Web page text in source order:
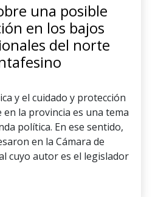
una posible
en los bajos
del norte
y el cuidado y protección
la provincia es una tema
política. En ese sentido,
en la Cámara de
cuyo autor es el legislador